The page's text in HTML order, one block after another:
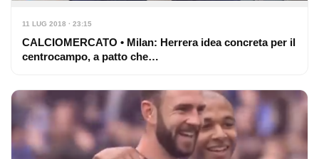
11 LUG 2018 · 23:15
CALCIOMERCATO • Milan: Herrera idea concreta per il
centrocampo, a patto che…